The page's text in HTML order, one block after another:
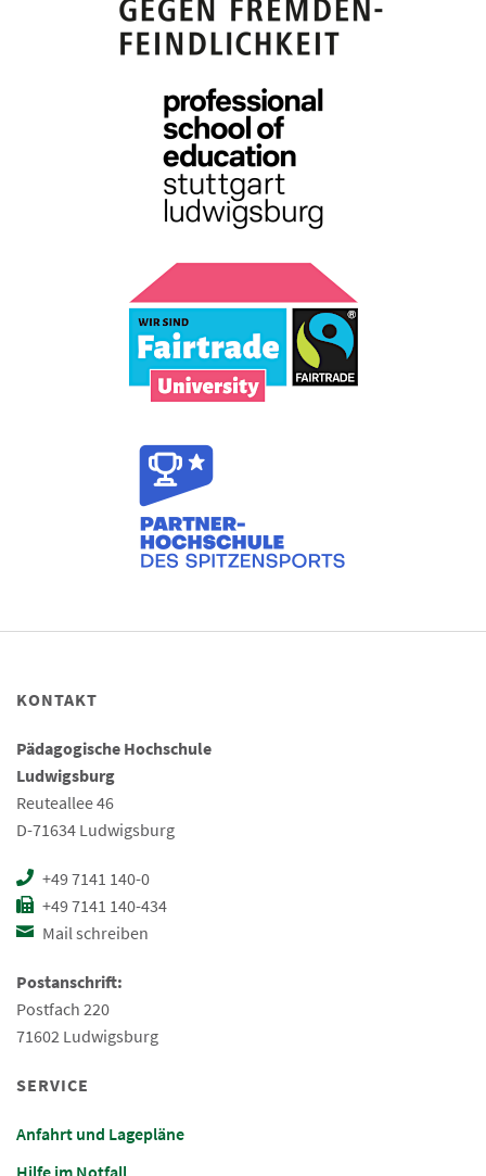
KONTAKT
Pädagogische Hochschule
Ludwigsburg
Reuteallee 46
D-71634 Ludwigsburg
+49 7141 140-0
+49 7141 140-434
Mail schreiben
Postanschrift:
Postfach 220
71602 Ludwigsburg
SERVICE
Anfahrt und Lagepläne
Hilfe im Notfall